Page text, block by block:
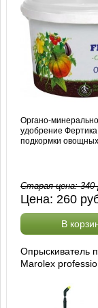
Органо-
удобрение
подкормки овощных
Старая цена:340
Цена: 260
В
Опрыскиватель
Marolex